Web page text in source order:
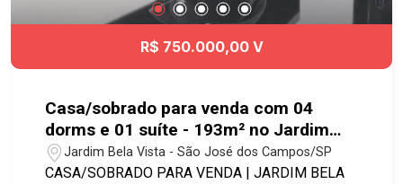
R$ 750.000,00 V
Casa/sobrado para venda com 04
dorms e 01 suíte - 193m² no Jardim
Bela Vista.
Jardim Bela Vista - São José dos Campos/SP
CASA/SOBRADO PARA VENDA | JARDIM BELA